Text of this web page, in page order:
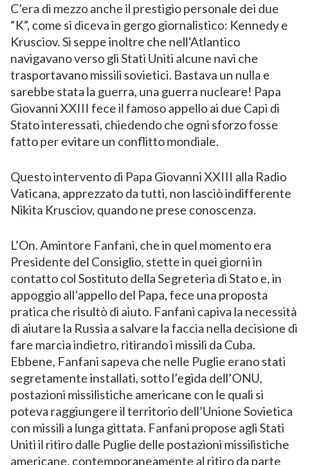
C’era di mezzo anche il prestigio personale dei due
“K”, come si diceva in gergo giornalistico: Kennedy e
Krusciov. Si seppe inoltre che nell’Atlantico
navigavano verso gli Stati Uniti alcune navi che
trasportavano missili sovietici. Bastava un nulla e
sarebbe stata la guerra, una guerra nucleare! Papa
Giovanni XXIII fece il famoso appello ai due Capi di
Stato interessati, chiedendo che ogni sforzo fosse
fatto per evitare un conflitto mondiale.
Questo intervento di Papa Giovanni XXIII alla Radio
Vaticana, apprezzato da tutti, non lasciò indifferente
Nikita Krusciov, quando ne prese conoscenza.
L’On. Amintore Fanfani, che in quel momento era
Presidente del Consiglio, stette in quei giorni in
contatto col Sostituto della Segreteria di Stato e, in
appoggio all’appello del Papa, fece una proposta
pratica che risultò di aiuto. Fanfani capiva la necessità
di aiutare la Russia a salvare la faccia nella decisione di
fare marcia indietro, ritirando i missili da Cuba.
Ebbene, Fanfani sapeva che nelle Puglie erano stati
segretamente installati, sotto l’egida dell’ONU,
postazioni missilistiche americane con le quali si
poteva raggiungere il territorio dell’Unione Sovietica
con missili a lunga gittata. Fanfani propose agli Stati
Uniti il ritiro dalle Puglie delle postazioni missilistiche
americane, contemporaneamente al ritiro da parte